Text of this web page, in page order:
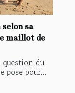
sa
maillot de
question du
pose pour...